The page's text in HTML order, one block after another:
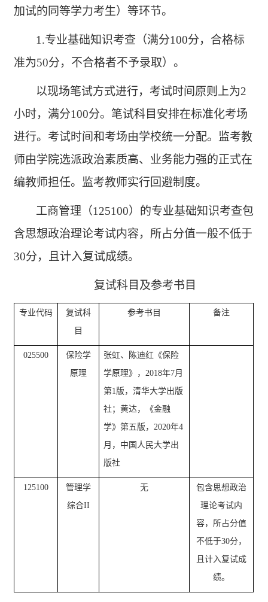
加试的同等学力考生）等环节。
1.专业基础知识考查（满分100分，合格标
准为50分，不合格者不予录取）。
以现场笔试方式进行，考试时间原则上为2
小时，满分100分。笔试科目安排在标准化考场
进行。考试时间和考场由学校统一分配。监考教
师由学院选派政治素质高、业务能力强的正式在
编教师担任。监考教师实行回避制度。
工商管理（125100）的专业基础知识考查包
含思想政治理论考试内容，所占分值一般不低于
30分，且计入复试成绩。
复试科目及参考书目
专业代码
复试科
目
参考书目 备注
025500
保险学
原理
张虹、陈迪红《保险
学原理》，2018年7月
第1版，清华大学出版
社；黄达，《金融
学》第五版，2020年4
月，中国人民大学出
版社
125100
管理学
综合II
无
包含思想政治
理论考试内
容，所占分值
不低于30分，
且计入复试成
绩。